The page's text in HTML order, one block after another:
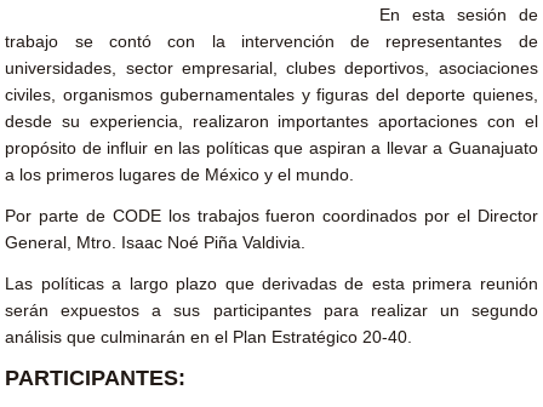
En esta sesión de
trabajo se contó con la intervención de representantes de
universidades, sector empresarial, clubes deportivos, asociaciones
civiles, organismos gubernamentales y figuras del deporte quienes,
desde su experiencia, realizaron importantes aportaciones con el
propósito de influir en las políticas que aspiran a llevar a Guanajuato
a los primeros lugares de México y el mundo.
Por parte de CODE los trabajos fueron coordinados por el Director
General, Mtro. Isaac Noé Piña Valdivia.
Las políticas a largo plazo que derivadas de esta primera reunión
serán expuestos a sus participantes para realizar un segundo
análisis que culminarán en el Plan Estratégico 20-40.
PARTICIPANTES: